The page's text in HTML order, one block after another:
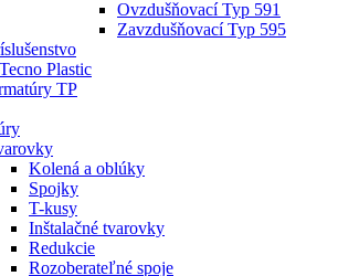
Ovzdušňovací Typ 591
Zavzdušňovací Typ 595
Plastic
TP
Kolená a oblúky
Spojky
T-kusy
Inštalačné tvarovky
Redukcie
Rozoberateľné spoje